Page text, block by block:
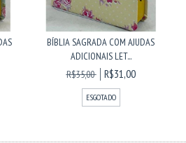
BÍBLIA SAGRADA COM AJUDAS
ADICIONAIS LET...
R$35,00
R$31,00
ESGOTADO